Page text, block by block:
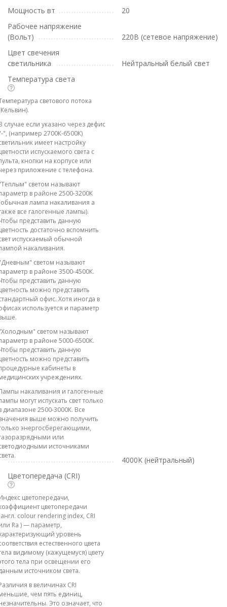
Мощность вт
20
Рабочее напряжение
(Вольт)
220В (сетевое напряжение)
Цвет свечения
светильника
Нейтральный белый свет
Температура света
светового потока
случае если указано через дефис
", (например 2700К-6500К)
имеет настройку
испускаемого света с
кнопки на корпусе или
приложение с телефона.
светом называют
в районе 2500-3200К
лампа накаливания а
все галогенные лампы).
представить данную
достаточно вспомнить
испускаемый обычной
накаливания.
светом называют
в районе 3500-4500К.
представить данную
можно представить
офис. Хотя иногда в
используется и параметр
светом называют
в районе 5000-6500К.
представить данную
можно представить
кабинеты в
учреждениях.
накаливания и галогенные
могут испускать свет только
диапазоне 2500-3000К. Все
выше можно получить
энергосберегающими,
или
источниками
4000K (нейтральный)
Цветопередача (CRI)
цветопередачи,
цветопередачи
colour rendering index, CRI
Ra ) — параметр,
уровень
естественного цвета
видимому (кажущемуся) цвету
тела при освещении его
источником света.
в величинах CRI
чем пять единиц,
Это означает, что